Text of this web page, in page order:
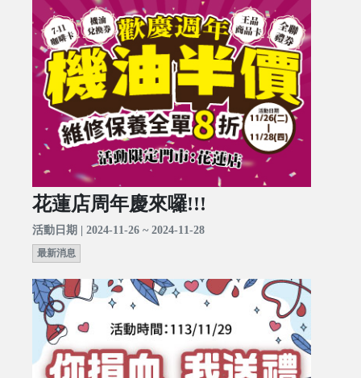
花蓮店周年慶來囉!!!
活動日期 | 2024-11-26 ~ 2024-11-28
最新消息